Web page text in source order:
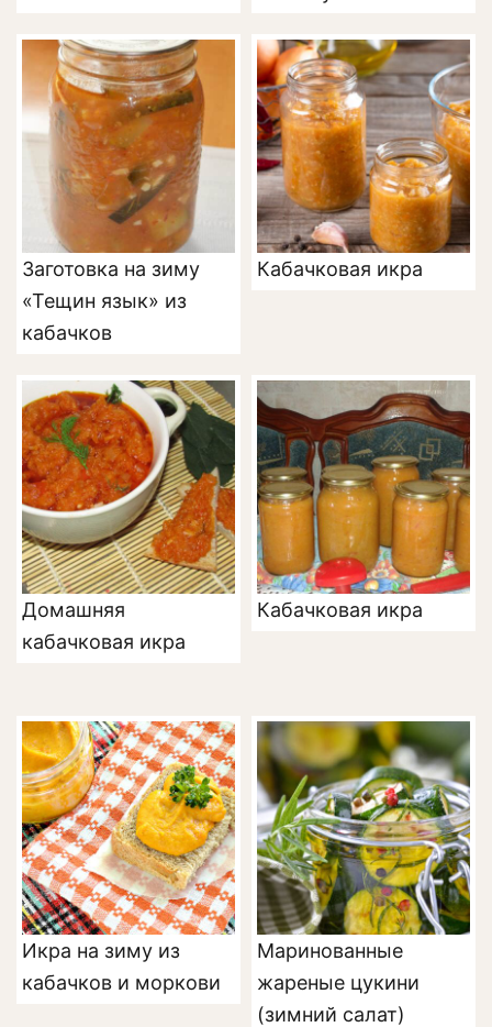
Заготовка на зиму
«Тещин язык» из
кабачков
Кабачковая икра
Домашняя
кабачковая икра
Кабачковая икра
Икра на зиму из
кабачков и моркови
Маринованные
жареные цукини
(зимний салат)